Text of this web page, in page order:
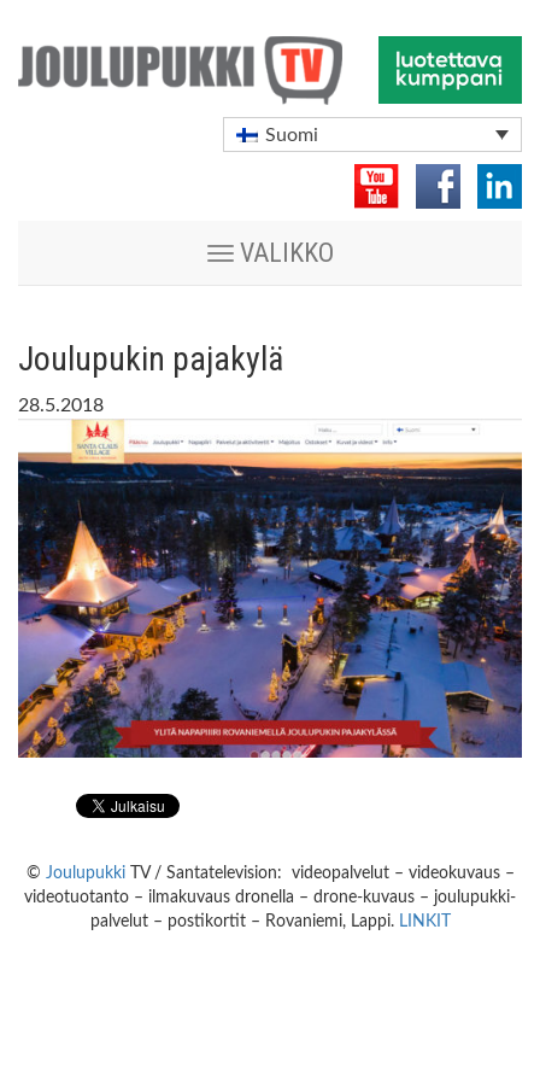
Suomi
VaihdaVALIKKO
Joulupukin pajakylä
28.5.2018
© JoulupukkiTV / Santatelevision: videopalvelut – videokuvaus –
videotuotanto – ilmakuvaus dronella – drone-kuvaus – joulupukki-
palvelut – postikortit – Rovaniemi, Lappi. LINKIT